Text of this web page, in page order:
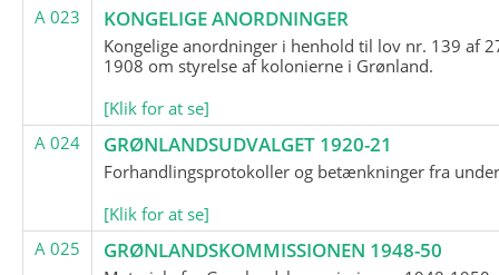
A 023
KONGELIGE ANORDNINGER
Kongelige anordninger i henhold til lov nr. 139 af
1908 om styrelse af kolonierne i Grønland.
[Klik for at se]
A 024
GRØNLANDSUDVALGET 1920-21
Forhandlingsprotokoller og betænkninger fra
[Klik for at se]
A 025
GRØNLANDSKOMMISSIONEN 1948-50